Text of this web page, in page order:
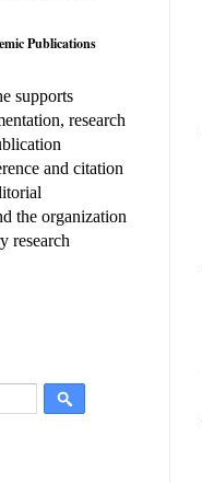
Publications
supports
research
and citation
the organization
research